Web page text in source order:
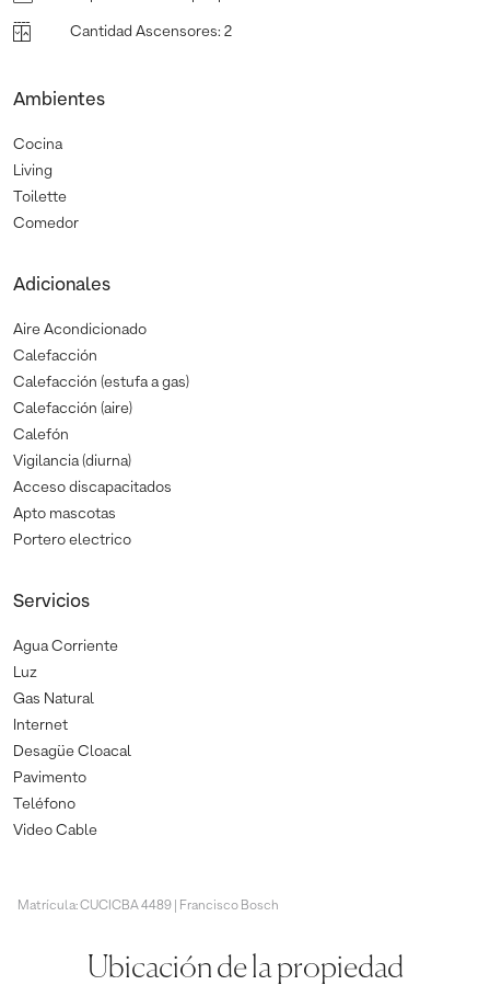
Cantidad Ascensores: 2
Ambientes
Cocina
Living
Toilette
Comedor
Adicionales
Aire Acondicionado
Calefacción
Calefacción (estufa a gas)
Calefacción (aire)
Calefón
Vigilancia (diurna)
Acceso discapacitados
Apto mascotas
Portero electrico
Servicios
Agua Corriente
Luz
Gas Natural
Internet
Desagüe Cloacal
Pavimento
Teléfono
Video Cable
Matrícula: CUCICBA 4489 | Francisco Bosch
Ubicación de la propiedad